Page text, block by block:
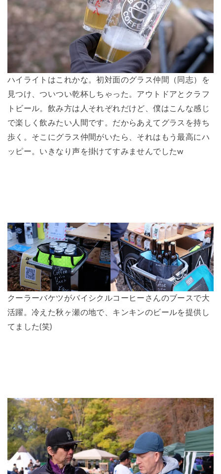
ハイライトはこれかな。初対面のグラス仲間（同志）を
見つけ、ついつい乾杯しちゃった。アウトドアとクラフ
トビール。飲み方は人それぞれだけど、僕はこんな感じ
で楽しく飲みたい人間です。だからあえてグラスを持ち
歩く。そこにグラス仲間がいたら、それはもう最高にハ
ッピー。いきなり声を掛けてすみませんでしたw
クーラーバケツがバイシクルコーヒーさんのブースで大
活躍。冷えた秋ヶ瀬の地で、キンキンのビールを提供し
てました(笑)